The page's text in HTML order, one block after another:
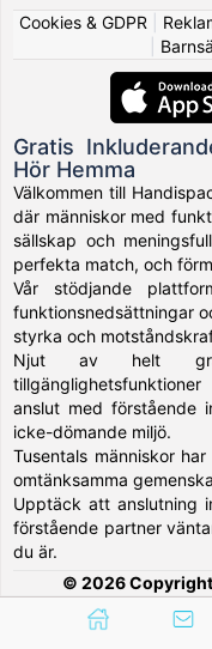
Cookies & GDPR
Gratis
Hör Hemma
Välkommen till
där människor med
sällskap och
perfekta match, och
Vår stödjande
funktionsnedsättningar
styrka och
Njut av helt
anslut med förstående
icke-dömande miljö.
Tusentals människor
omtänksamma
Upptäck att anslutning
förstående partner
du är.
© 2026 Copyright